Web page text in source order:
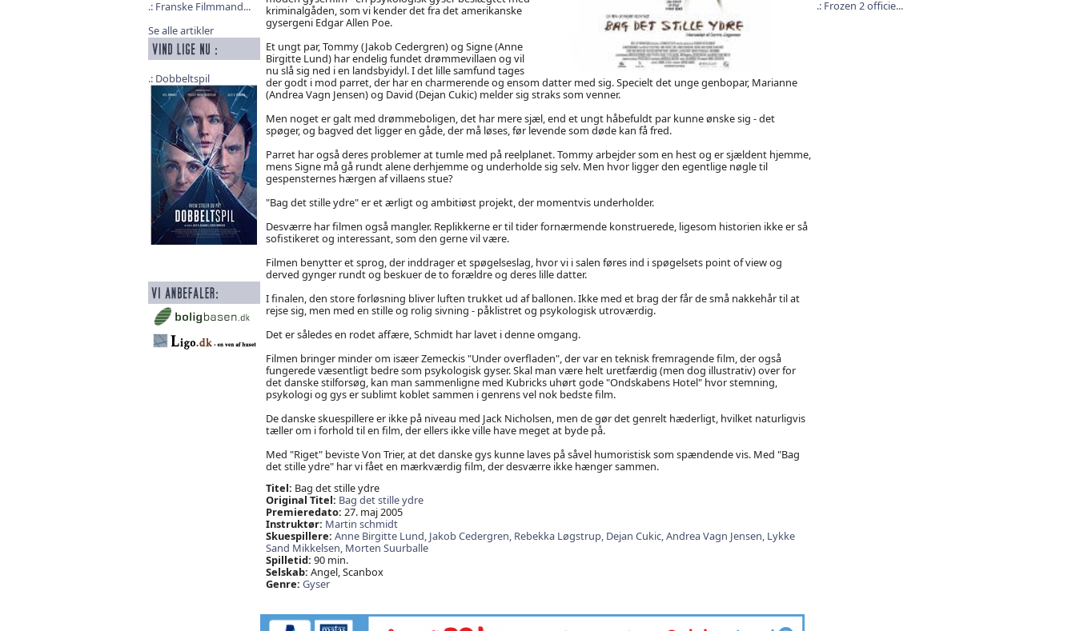
Franske Filmmand...
Se alle artikler
Dobbeltspil
kriminalgåden, som vi kender det fra det amerikanske
gysergeni Edgar Allen Poe.
Et ungt par, Tommy (Jakob Cedergren) og Signe (Anne
Birgitte Lund) har endelig fundet drømmevillaen og vil
nu slå sig ned i en landsbyidyl. I det lille samfund tages
der godt i mod parret, der har en charmerende og ensom datter med sig. Specielt det unge genbopar, Marianne
(Andrea Vagn Jensen) og David (Dejan Cukic) melder sig straks som venner.
Men noget er galt med drømmeboligen, det har mere sjæl, end et ungt håbefuldt par kunne ønske sig - det
spøger, og bagved det ligger en gåde, der må løses, før levende som døde kan få fred.
Parret har også deres problemer at tumle med på reelplanet. Tommy arbejder som en hest og er sjældent hjemme,
mens Signe må gå rundt alene derhjemme og underholde sig selv. Men hvor ligger den egentlige nøgle til
gespensternes hærgen af villaens stue?
"Bag det stille ydre" er et ærligt og ambitiøst projekt, der momentvis underholder.
Desværre har filmen også mangler. Replikkerne er til tider fornærmende konstruerede, ligesom historien ikke er så
sofistikeret og interessant, som den gerne vil være.
Filmen benytter et sprog, der inddrager et spøgelseslag, hvor vi i salen føres ind i spøgelsets point of view og
derved gynger rundt og beskuer de to forældre og deres lille datter.
I finalen, den store forløsning bliver luften trukket ud af ballonen. Ikke med et brag der får de små nakkehår til at
rejse sig, men med en stille og rolig sivning - påklistret og psykologisk utroværdig.
Det er således en rodet affære, Schmidt har lavet i denne omgang.
Filmen bringer minder om isæer Zemeckis "Under overfladen", der var en teknisk fremragende film, der også
fungerede væsentligt bedre som psykologisk gyser. Skal man være helt uretfærdig (men dog illustrativ) over for
det danske stilforsøg, kan man sammenligne med Kubricks uhørt gode "Ondskabens Hotel" hvor stemning,
psykologi og gys er sublimt koblet sammen i genrens vel nok bedste film.
De danske skuespillere er ikke på niveau med Jack Nicholsen, men de gør det genrelt hæderligt, hvilket naturligvis
tæller om i forhold til en film, der ellers ikke ville have meget at byde på.
Med "Riget" beviste Von Trier, at det danske gys kunne laves på såvel humoristisk som spændende vis. Med "Bag
det stille ydre" har vi fået en mærkværdig film, der desværre ikke hænger sammen.
Titel: Bag det stille ydre
Original Titel: Bag det stille ydre
Premieredato: 27. maj 2005
Instruktør: Martin schmidt
Skuespillere: Anne Birgitte Lund, Jakob Cedergren, Rebekka Løgstrup, Dejan Cukic,Andrea Vagn Jensen, Lykke
Sand Mikkelsen, Morten Suurballe
Spilletid: 90 min.
Selskab: Angel, Scanbox
Genre: Gyser
Frozen 2 officie...